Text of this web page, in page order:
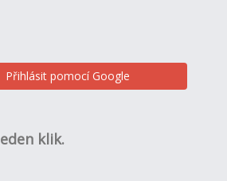
Přihlásit pomocí Google
klik.